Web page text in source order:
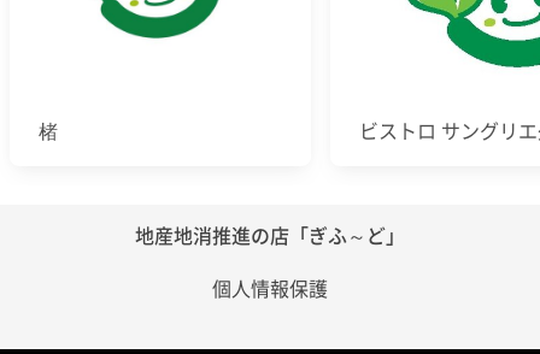
楮 ビストロ サングリ
地産地消推進の店「ぎふ～ど」
個人情報保護